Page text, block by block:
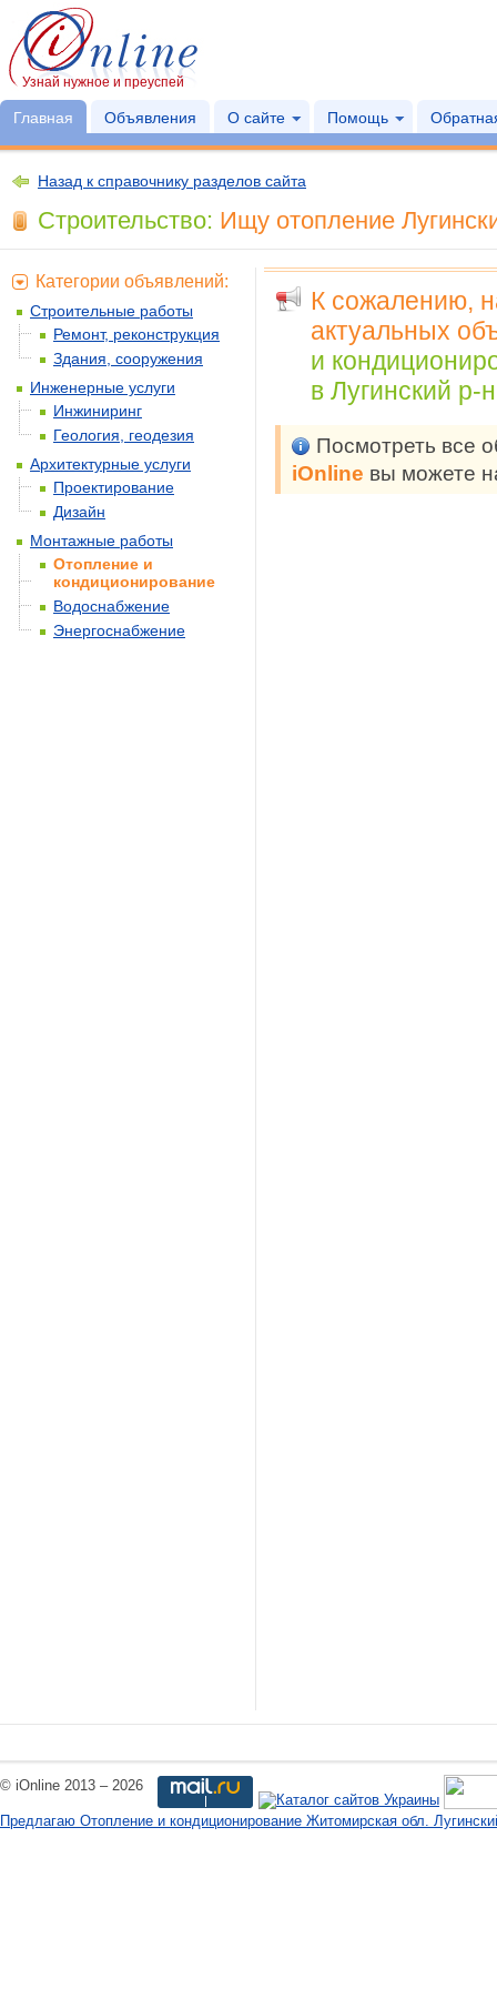
Узнай нужное и преуспей
Главная Объявления О сайте Помощь
Назад к справочнику разделов сайта
Строительство: Ищу отопление
К сожалению,
актуальных
и
в Лугинский
Посмотреть все
iOnline вы можете
Категории объявлений:
Строительные работы
Ремонт, реконструкция
Здания, сооружения
Инженерные услуги
Инжиниринг
Геология, геодезия
Архитектурные услуги
Проектирование
Дизайн
Монтажные работы
Отопление и
кондиционирование
Водоснабжение
Энергоснабжение
© iOnline 2013 – 2026
Предлагаю Отопление и кондиционирование Житомирская обл.